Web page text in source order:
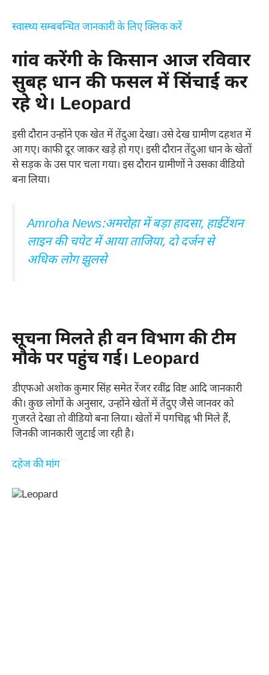
स्वास्थ्य सम्बबन्धित जानकारी के लिए क्लिक करें
गांव करेंगी के किसान आज रविवार
सुबह धान की फसल में सिंचाई कर
रहे थे। Leopard
इसी दौरान उन्होंने एक खेत में तेंदुआ देखा। उसे देख ग्रामीण दहशत में
आ गए। काफी दूर जाकर खड़े हो गए। इसी दौरान तेंदुआ धान के खेतों
से सड़क के उस पार चला गया। इस दौरान ग्रामीणों ने उसका वीडियो
बना लिया।
Amroha News:अमरोहा में बड़ा हादसा, हाईटेंशन
लाइन की चपेट में आया ताजिया, दो दर्जन से
अधिक लोग झुलसे
सूचना मिलते ही वन विभाग की टीम
मौके पर पहुंच गई। Leopard
डीएफओ अशोक कुमार सिंह समेत रेंजर रवींद्र विष्ट आदि जानकारी
की। कुछ लोगों के अनुसार, उन्होंने खेतों में तेंदुए जैसे जानवर को
गुजरते देखा तो वीडियो बना लिया। खेतों में पगचिह्न भी मिले हैं,
जिनकी जानकारी जुटाई जा रही है।
दहेज की मांग